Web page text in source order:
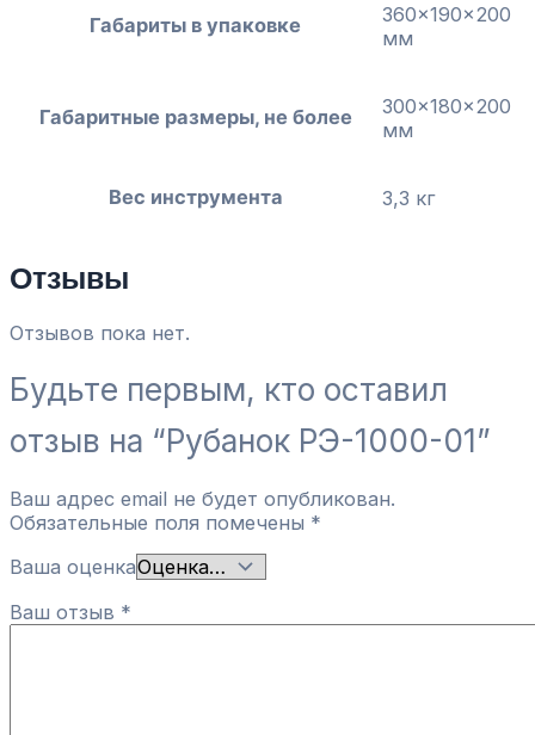
Габариты в упаковке
360x190x200
мм
Габаритные размеры, не более
300x180x200
мм
Вес инструмента 3,3 кг
Отзывы
Отзывов пока нет.
Будьте первым, кто оставил
отзыв на “Рубанок РЭ-1000-01”
Ваш адрес email не будет опубликован.
Обязательные поля помечены *
Ваша оценка
Ваш отзыв *